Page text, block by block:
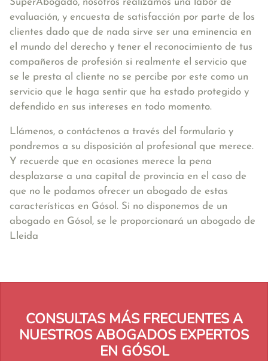
SuperAbogado, nosotros realizamos una labor de
evaluación, y encuesta de satisfacción por parte de los
clientes dado que de nada sirve ser una eminencia en
el mundo del derecho y tener el reconocimiento de tus
compañeros de profesión si realmente el servicio que
se le presta al cliente no se percibe por este como un
servicio que le haga sentir que ha estado protegido y
defendido en sus intereses en todo momento.
Llámenos, o contáctenos a través del formulario y
pondremos a su disposición al profesional que merece.
Y recuerde que en ocasiones merece la pena
desplazarse a una capital de provincia en el caso de
que no le podamos ofrecer un abogado de estas
características en Gósol. Si no disponemos de un
abogado en Gósol, se le proporcionará un abogado de
Lleida
CONSULTAS MÁS FRECUENTES A
NUESTROS ABOGADOS EXPERTOS
EN GÓSOL